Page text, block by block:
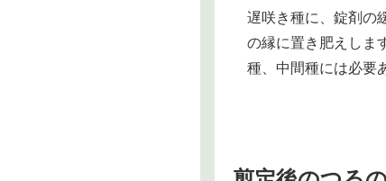
遅咲き種に、錠剤の
の縁に置き肥えしま
種、中間種には必要